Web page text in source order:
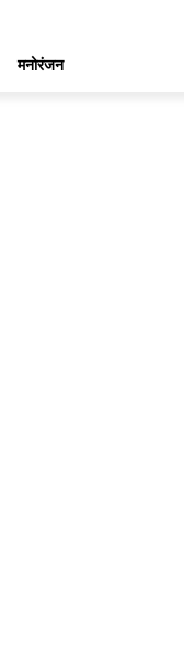
मनोरंजन